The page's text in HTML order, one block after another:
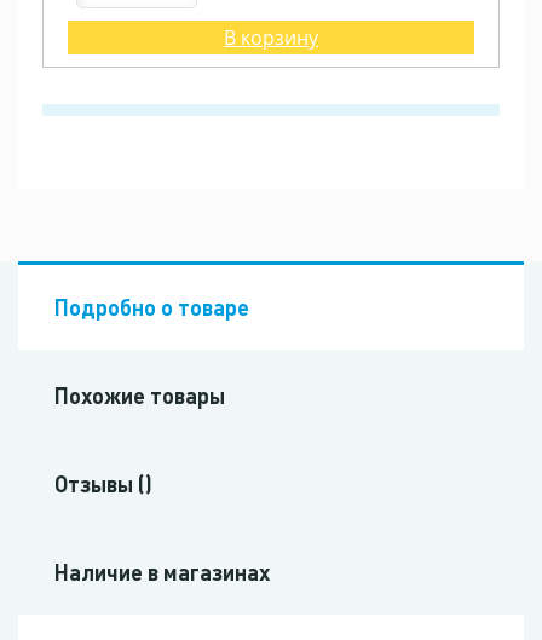
В корзину
Подробно о товаре
Похожие товары
Отзывы ()
Наличие в магазинах